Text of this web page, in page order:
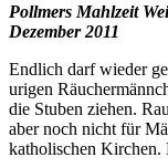
Pollmers Mahlzeit
Dezember 2011
Endlich darf wieder
urigen
die Stuben ziehen.
aber noch nicht für
katholischen